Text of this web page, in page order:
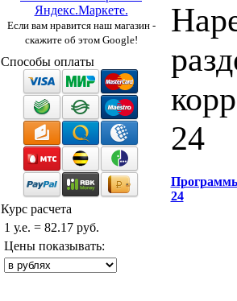
Если вам нравится наш магазин -
скажите об этом Google!
Способы оплаты
Курс расчета
1 у.е. = 82.17 руб.
Цены показывать:
24
24